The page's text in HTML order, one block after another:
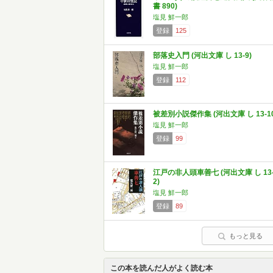
書 890)
塩見 鮮一郎
登録
125
部落史入門 (河出文庫 し 13-9)
塩見 鮮一郎
登録
112
被差別小説傑作集 (河出文庫 し 13-
塩見 鮮一郎
登録
99
江戸の非人頭車善七 (河出文庫 し
2)
塩見 鮮一郎
登録
89
もっと見る
この本を読んだ人がよく読む本